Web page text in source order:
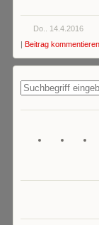
Do.. 14.4.2016
Beitrag kommentieren